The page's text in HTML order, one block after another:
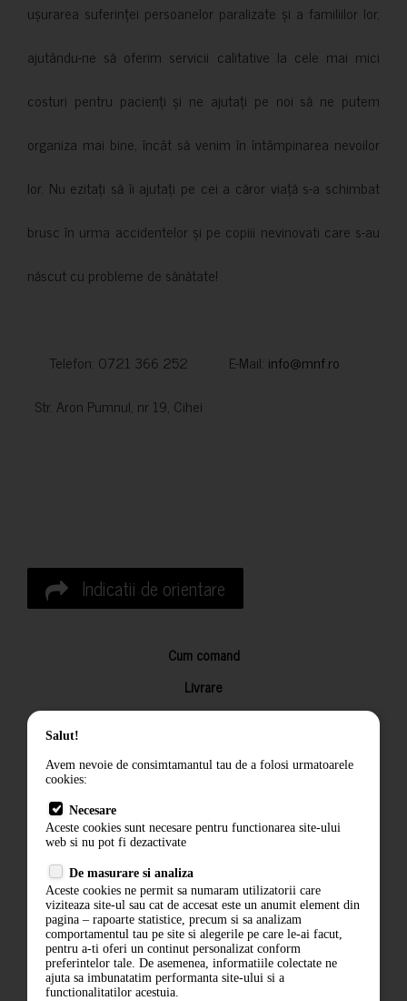
ușurarea suferinței persoanelor paralizate și a familiilor lor,
ajutându-ne să oferim servicii calitative la cele mai mici
costuri pentru pacienți și ne ajutați pe noi să ne putem
organiza mai bine, încât să venim în întâmpinarea nevoilor
lor. Nu ezitați să îi ajutați pe cei a căror viață s-a schimbat
brusc în urma accidentelor și pe copiii nevinovati care s-au
născut cu probleme de sănătate!
Telefon: 0721 366 252 E-Mail: info@mnf.ro
Str. Aron Pumnul, nr 19, Cihei
Indicatii de orientare
Cum comand
Livrare
Returnarea produselor
Termeni si conditii
Politica de confidentialitate
ANPC
Salut!
Avem nevoie de consimtamantul tau de a folosi urmatoarele
cookies:
Necesare
Aceste cookies sunt necesare pentru functionarea site-ului
web si nu pot fi dezactivate
De masurare si analiza
Aceste cookies ne permit sa numaram utilizatorii care
viziteaza site-ul sau cat de accesat este un anumit element din
pagina – rapoarte statistice, precum si sa analizam
comportamentul tau pe site si alegerile pe care le-ai facut,
pentru a-ti oferi un continut personalizat conform
preferintelor tale. De asemenea, informatiile colectate ne
ajuta sa imbunatatim performanta site-ului si a
functionalitatilor acestuia.